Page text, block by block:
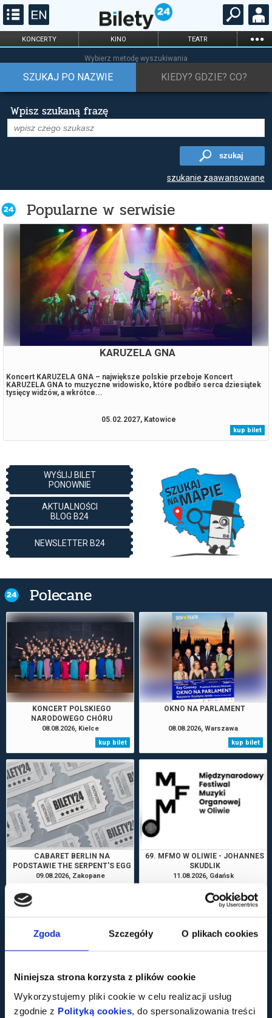
Zgoda Szczegóły O plikach cookies
Niniejsza strona korzysta z plików cookie
Wykorzystujemy pliki cookie w celu realizacji usług
zgodnie z Polityką cookies , do spersonalizowania treści
KONCERTY KINO TEATR ...
OPERA I BALET
STAND-UP
DLA DZIECI
ONLINE KARNETY
Wybierz metodę wyszukiwania
SZUKAJ PO NAZWIE KIEDY? GDZIE? CO?
Wpisz szukaną frazę
szukaj
szukanie zaawansowane
Popularne w serwisie
KARUZELA GNA
Koncert KARUZELA GNA – największe polskie przeboje Koncert
KARUZELA GNA to muzyczne widowisko, które podbiło serca dziesiątek
tysięcy widzów, a wkrótce...
05.02.2027, Katowice
kup bilet
WYŚLIJ BILET
PONOWNIE
AKTUALNOŚCI
BLOG B24
NEWSLETTER B24
Polecane
KONCERT POLSKIEGO
NARODOWEGO CHÓRU
MŁODZIEŻOWEGO PT. PIEŚNI O
MIŁOŚCI I TĘSKNOCIE
08.08.2026, Kielce
kup bilet
OKNO NA PARLAMENT
08.08.2026, Warszawa
kup bilet
CABARET BERLIN NA
PODSTAWIE THE SERPENT'S EGG
(JAJO WĘŻA) INGMARA
09.08.2026, Zakopane
69. MFMO W OLIWIE - JOHANNES
SKUDLIK
11.08.2026, Gdańsk
CHOPIN AVENUE - STRING
AVENUE X ORKIESTRA
SŁONECZNI CHŁOPCY